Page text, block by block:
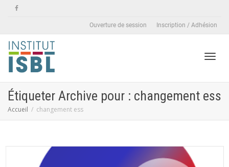
Ouverture de session Inscription / Adhésion
Étiqueter Archive pour : changement ess
Accueil changement ess